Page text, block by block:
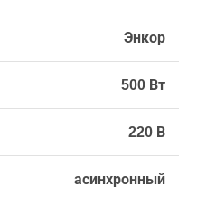
Энкор
500 Вт
220 В
асинхронный